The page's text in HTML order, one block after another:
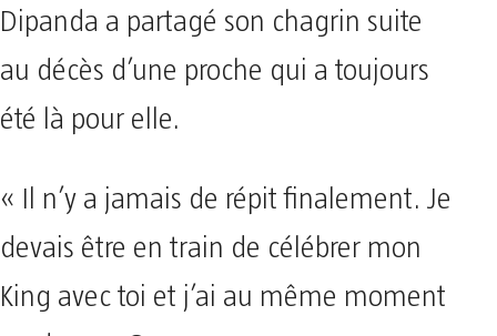
Dipanda a partagé son chagrin suite
au décès d’une proche qui a toujours
été là pour elle.
« Il n’y a jamais de répit finalement. Je
devais être en train de célébrer mon
King avec toi et j’ai au même moment